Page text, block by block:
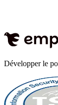
Développer le